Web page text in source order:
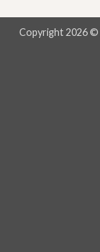
Copyright 2026 ©